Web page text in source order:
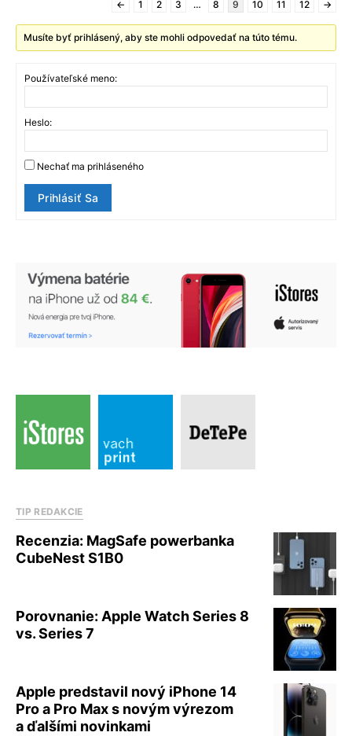
← 1 2 3 … 8 9 10 11 12 →
Musíte byť prihlásený, aby ste mohli odpovedať na túto tému.
Používateľské meno:
Heslo:
Nechať ma prihláseného
Prihlásiť Sa
TIP REDAKCIE
Recenzia: MagSafe powerbanka
CubeNest S1B0
Porovnanie: Apple Watch Series 8
vs. Series 7
Apple predstavil nový iPhone 14
Pro a Pro Max s novým výrezom
a ďalšími novinkami